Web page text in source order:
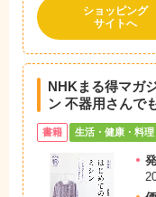
ショッピング
サイトへ
NHKまる得マガ
ン 不器用さんで
書籍 生活・健康・料理